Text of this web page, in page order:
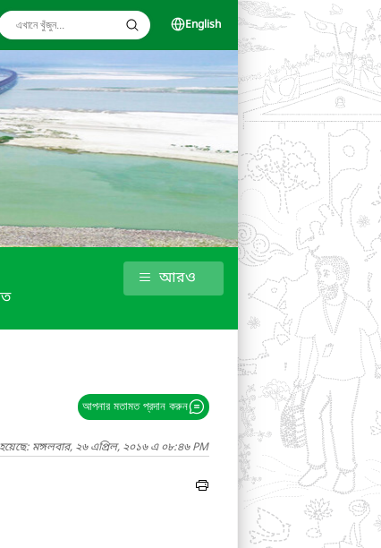
English
আরও
আপনার মতামত প্রদান করুন
মঙ্গলবার, ২৬ এপ্রিল, ২০১৬ এ ০৮:৪৬ PM